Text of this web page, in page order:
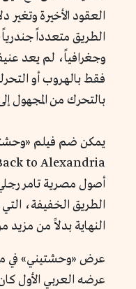
العقود الأخيرة
الطريق متعدداً
وجغرافياً، لم يعد
فقط بالهروب أو
بالتحرك من المجهول
يمكن ضم فيلم
أصول مصرية تامر
الطريق الخفيفة،
النهاية بدلاً من مزيد
عرض «وحشتيني» في
عرضه العربي الأول